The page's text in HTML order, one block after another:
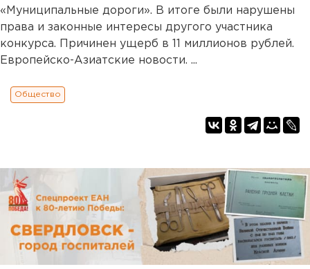
«Муниципальные дороги». В итоге были нарушены
права и законные интересы другого участника
конкурса. Причинен ущерб в 11 миллионов рублей.
Европейско-Азиатские новости. ...
Общество